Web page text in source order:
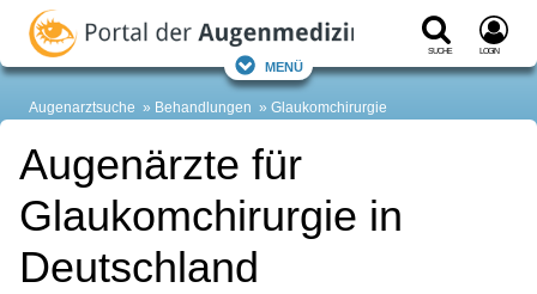
Suche Login
Menü
Augenarztsuche Behandlungen Glaukomchirurgie
Augenärzte für
Glaukomchirurgie in
Deutschland